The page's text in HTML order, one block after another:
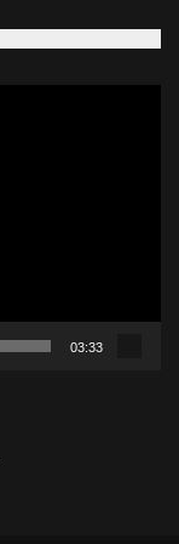
03:33